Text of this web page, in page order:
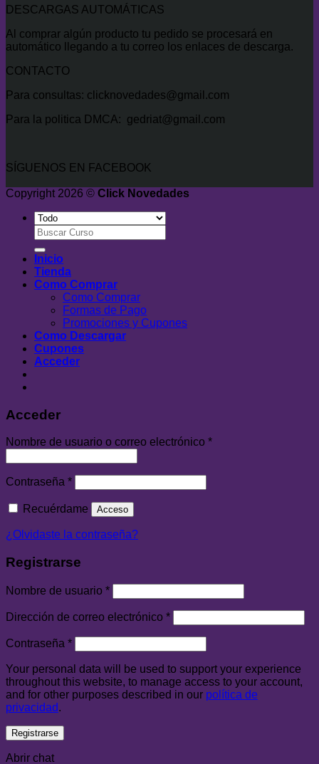
DESCARGAS AUTOMÁTICAS
Al comprar algún producto tu pedido se procesará en
automático llegando a tu correo los enlaces de descarga.
CONTACTO
Para consultas: clicknovedades@gmail.com
Para la politica DMCA: gedriat@gmail.com
SÍGUENOS EN FACEBOOK
Copyright 2026 © Click Novedades
Buscar
por:
Inicio
Tienda
Como Comprar
Como Comprar
Formas de Pago
Promociones y Cupones
Como Descargar
Cupones
Acceder
Acceder
Nombre de usuario o correo electrónico *
Contraseña *
Recuérdame Acceso
¿Olvidaste la contraseña?
Registrarse
Nombre de usuario *
Dirección de correo electrónico *
Contraseña *
Your personal data will be used to support your experience
throughout this website, to manage access to your account,
and for other purposes described in our política de
privacidad.
Registrarse
Abrir chat